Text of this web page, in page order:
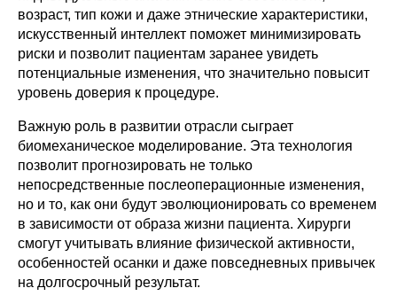
возраст, тип кожи и даже этнические характеристики,
искусственный интеллект поможет минимизировать
риски и позволит пациентам заранее увидеть
потенциальные изменения, что значительно повысит
уровень доверия к процедуре.
Важную роль в развитии отрасли сыграет
биомеханическое моделирование. Эта технология
позволит прогнозировать не только
непосредственные послеоперационные изменения,
но и то, как они будут эволюционировать со временем
в зависимости от образа жизни пациента. Хирурги
смогут учитывать влияние физической активности,
особенностей осанки и даже повседневных привычек
на долгосрочный результат.